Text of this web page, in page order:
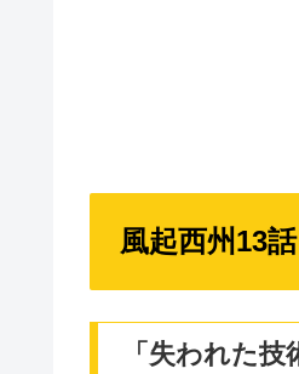
風起西州13
「失われた